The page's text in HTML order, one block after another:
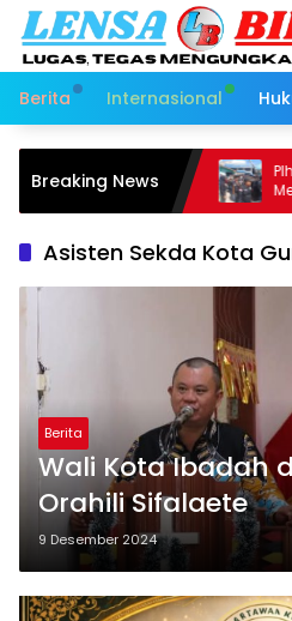
Langsung
konten
Berita
Internasional
Breaking News
Sumut
Plh Manager
Memuaskan
Demo
Asisten Sekda Kota
Berita
Wali Kota Ibadah
Orahili Sifalaete
9 Desember 2024